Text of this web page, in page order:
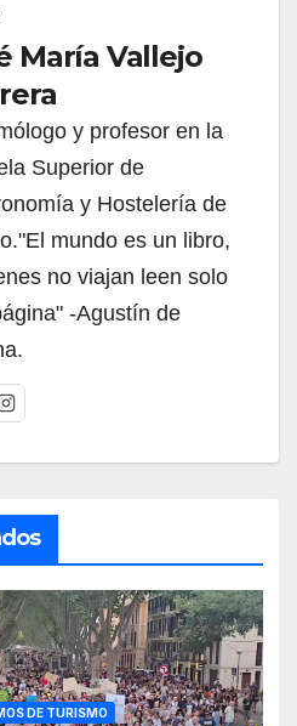
María Vallejo
y profesor en la
Superior de
y Hostelería de
mundo es un libro,
no viajan leen solo
-Agustín de
DE TURISMO